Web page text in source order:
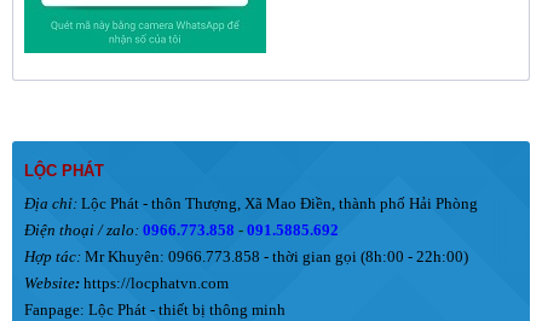
LỘC PHÁT
Địa chỉ: Lộc Phát - thôn Thượng, Xã Mao Điền, thành phố Hải Phòng
Điện thoại / zalo: 0966.773.858 - 091.5885.692
Hợp tác: Mr Khuyên: 0966.773.858 - thời gian gọi (8h:00 - 22h:00)
Website: https://locphatvn.com
Fanpage: Lộc Phát - thiết bị thông minh